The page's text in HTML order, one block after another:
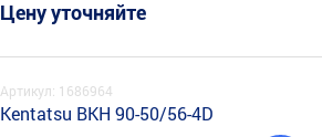
Цену уточняйте
Артикул: 1686964
Kentatsu BKH 90-50/56-4D